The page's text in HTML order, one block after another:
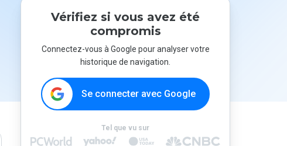
Vérifiez si vous avez été
compromis
Connectez-vous à Google pour analyser votre
historique de navigation.
Se connecter avec Google
Tel que vu sur